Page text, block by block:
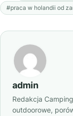
#praca w holandii od
admin
Redakcja
outdoorowe,